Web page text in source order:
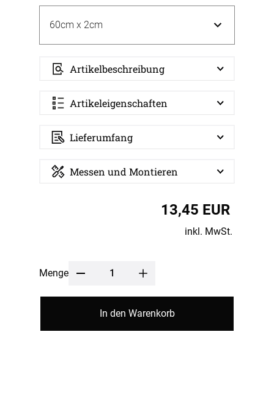
Artikelbeschreibung
Artikeleigenschaften
Lieferumfang
Messen und Montieren
13,45 EUR
inkl. MwSt.
Menge
In den Warenkorb